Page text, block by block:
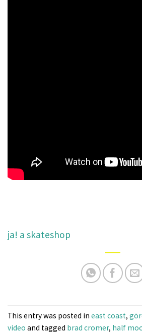
ja! a skateshop
This entry was posted in east coast,
video and tagged brad cromer, half